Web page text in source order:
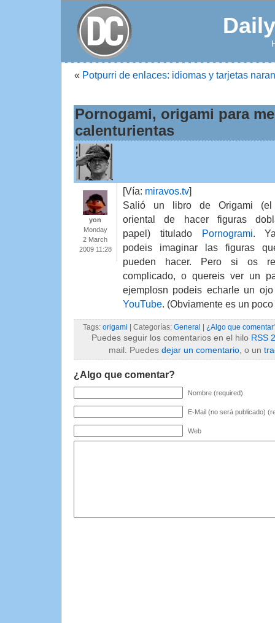
« Potpurri de enlaces: idiomas y tarjetas
Pornogami, origami para
calenturientas
yon
Monday
2 March
2009 11:28
[Vía: miravos.tv]
Salió un libro de Origami (el
oriental de hacer figuras
papel) titulado Pornogrami .
podeis imaginar las figuras
pueden hacer. Pero si os
complicado, o quereis ver un
ejemplosn podeis echarle un
YouTube . (Obviamente es un poco
Tags: origami | Categorías: General ¿Algo que
Puedes seguir los comentarios en el hilo RSS
mail. Puedes dejar un comentario , o un
¿Algo que comentar?
Nombre (required)
E-Mail (no será publicado)
Web